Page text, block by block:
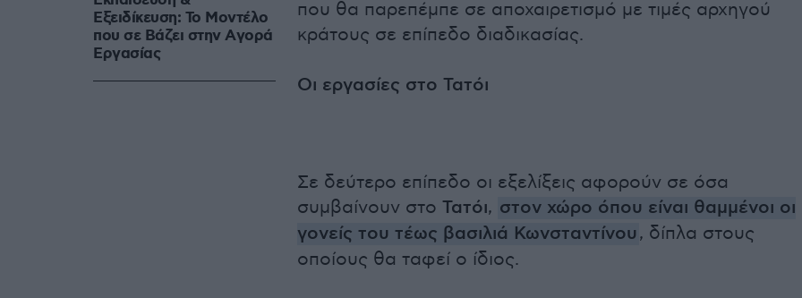
που θα παρεπέμπε σε αποχαιρετισμό με τιμές αρχηγού
κράτους σε επίπεδο διαδικασίας.
Οι εργασίες στο Τατόι
Σε δεύτερο επίπεδο οι εξελίξεις αφορούν σε όσα
συμβαίνουν στο Τατόι, στον χώρο όπου είναι θαμμένοι οι
γονείς του τέως βασιλιά Κωνσταντίνου, δίπλα στους
οποίους θα ταφεί ο ίδιος.
Εξειδίκευση: Το Mοντέλο
που σε Bάζει στην Aγορά
Eργασίας